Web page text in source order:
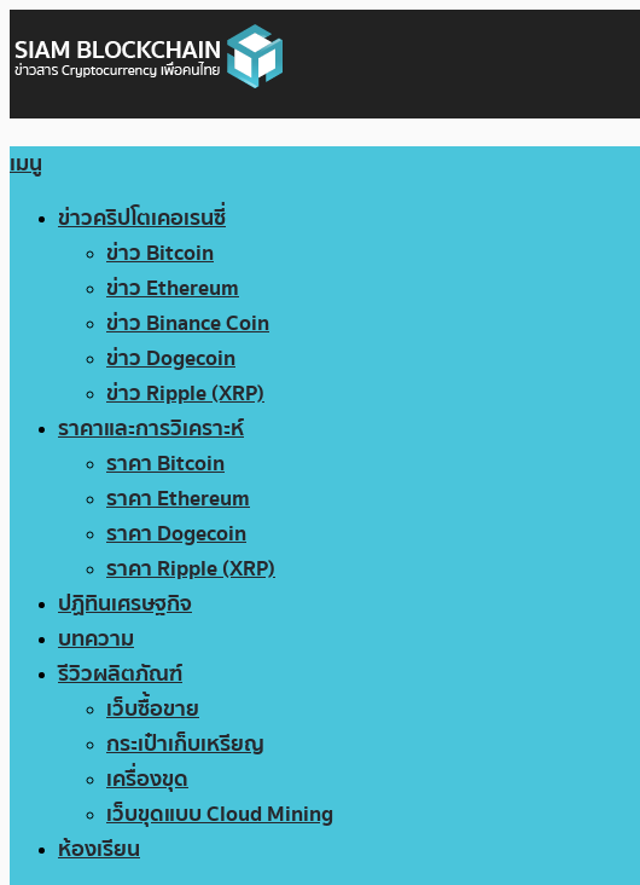
เมนู
ข่าวคริปโตเคอเรนซี่
ข่าว Bitcoin
ข่าว Ethereum
ข่าว Binance Coin
ข่าว Dogecoin
ข่าว Ripple (XRP)
ราคาและการวิเคราะห์
ราคา Bitcoin
ราคา Ethereum
ราคา Dogecoin
ราคา Ripple (XRP)
ปฏิทินเศรษฐกิจ
บทความ
รีวิวผลิตภัณฑ์
เว็บซื้อขาย
กระเป๋าเก็บเหรียญ
เครื่องขุด
เว็บขุดแบบ Cloud Mining
ห้องเรียน